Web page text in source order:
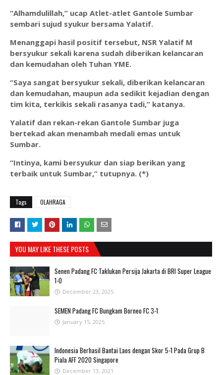
“Alhamdulillah,” ucap Atlet-atlet Gantole Sumbar
sembari sujud syukur bersama Yalatif.
Menanggapi hasil positif tersebut, NSR Yalatif M
bersyukur sekali karena sudah diberikan kelancaran
dan kemudahan oleh Tuhan YME.
“Saya sangat bersyukur sekali, diberikan kelancaran
dan kemudahan, maupun ada sedikit kejadian dengan
tim kita, terkikis sekali rasanya tadi,” katanya.
Yalatif dan rekan-rekan Gantole Sumbar juga
bertekad akan menambah medali emas untuk
Sumbar.
“Intinya, kami bersyukur dan siap berikan yang
terbaik untuk Sumbar,” tutupnya. (*)
Tags OLAHRAGA
YOU MAY LIKE THESE POSTS
Senen Padang FC Taklukan Persija Jakarta di BRI Super League
1-0
December 23, 2025
SEMEN Padang FC Bungkam Borneo FC 3-1
January 15, 2025
Indonesia Berhasil Bantai Laos dengan Skor 5-1 Pada Grup B
Piala AFF 2020 Singapore
December 13, 2021